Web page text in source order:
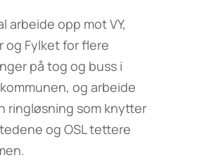
arbeide opp mot VY,
og Fylket for flere
på tog og buss i
og arbeide
ringløsning som knytter
og OSL tettere